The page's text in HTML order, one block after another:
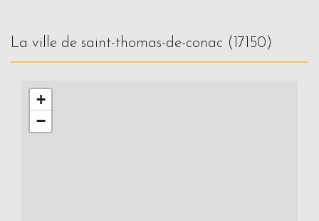
la ville de saint-thomas-de-conac (17150)
+
−